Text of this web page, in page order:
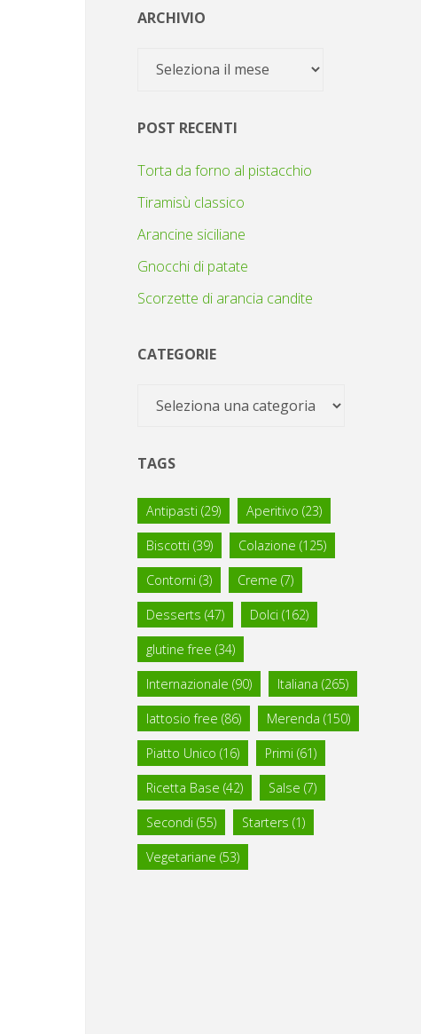
ARCHIVIO
Archivio
POST RECENTI
Torta da forno al pistacchio
Tiramisù classico
Arancine siciliane
Gnocchi di patate
Scorzette di arancia candite
CATEGORIE
Categorie
TAGS
Antipasti (29) Aperitivo (23)
Biscotti (39) Colazione (125)
Contorni (3) Creme (7)
Desserts (47) Dolci (162)
glutine free (34)
Internazionale (90) Italiana (265)
lattosio free (86) Merenda (150)
Piatto Unico (16) Primi (61)
Ricetta Base (42) Salse (7)
Secondi (55) Starters (1)
Vegetariane (53)